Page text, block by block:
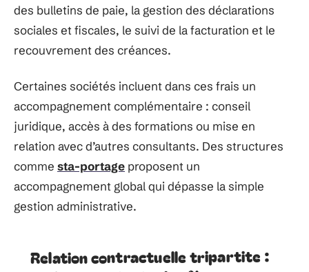
des bulletins de paie, la gestion des déclarations
sociales et fiscales, le suivi de la facturation et le
recouvrement des créances.
Certaines sociétés incluent dans ces frais un
accompagnement complémentaire : conseil
juridique, accès à des formations ou mise en
relation avec d’autres consultants. Des structures
comme sta-portage proposent un
accompagnement global qui dépasse la simple
gestion administrative.
Relation contractuelle tripartite :